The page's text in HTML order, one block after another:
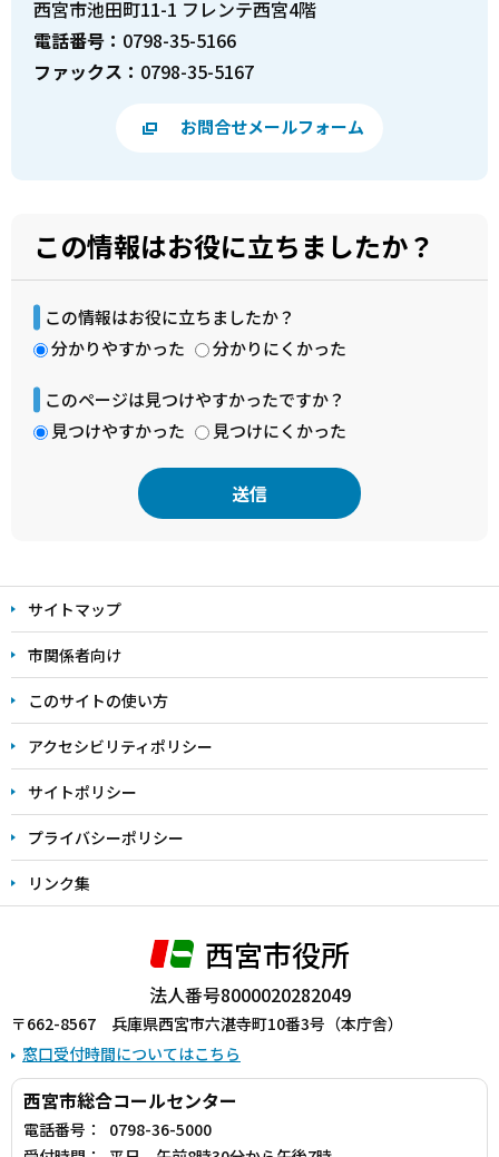
西宮市池田町11-1 フレンテ西宮4階
電話番号： 0798-35-5166
ファックス： 0798-35-5167
お問合せメールフォーム
この情報はお役に立ちましたか？
この情報はお役に立ちましたか？
分かりやすかった
分かりにくかった
このページは見つけやすかったですか？
見つけやすかった
見つけにくかった
文
こ
こ
ま
で
サイトマップ
市関係者向け
このサイトの使い方
アクセシビリティポリシー
サイトポリシー
プライバシーポリシー
リンク集
西宮市役所
法人番号8000020282049
〒662-8567 兵庫県西宮市六湛寺町10番3号（本庁舎）
窓口受付時間についてはこちら
西宮市総合コールセンター
電話番号：
0798-36-5000